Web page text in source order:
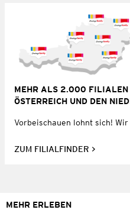
MEHR ALS 2.000 FILIALEN
ÖSTERREICH UND DEN
Vorbeischauen lohnt sich!
ZUM FILIALFINDER
MEHR ERLEBEN